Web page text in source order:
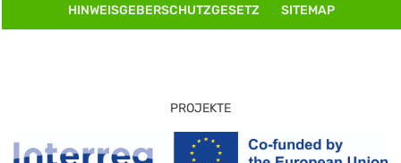
HINWEISGEBERSCHUTZGESETZ SITEMAP
PROJEKTE